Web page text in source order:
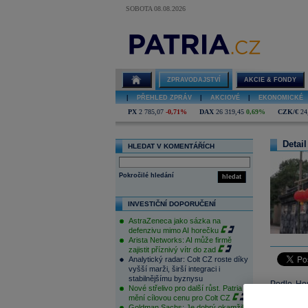
SOBOTA 08.08.2026
ZPRAVODAJSTVÍ AKCIE & FONDY
PŘEHLED ZPRÁV AKCIOVÉ EKONOMICKÉ
PX 2 785,07 -0,71% DAX 26 319,45 0,69% CZK/€
HLEDAT V KOMENTÁŘÍCH
hledat
Pokročilé hledání
INVESTIČNÍ DOPORUČENÍ
AstraZeneca jako sázka na
defenzivu mimo AI horečku
Arista Networks: AI může firmě
zajistit příznivý vítr do zad
Analytický radar: Colt CZ roste díky
vyšší marži, širší integraci i
stabilnějšímu byznysu
Nové střelivo pro další růst. Patria
mění cílovou cenu pro Colt CZ
Podle